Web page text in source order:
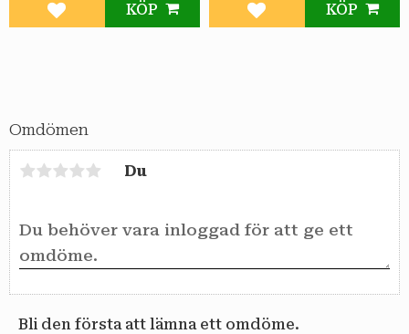
Omdömen
Du
Bli den första att lämna ett omdöme.
Lägg till i favoriter
KÖP
Lägg till i favoriter
KÖP